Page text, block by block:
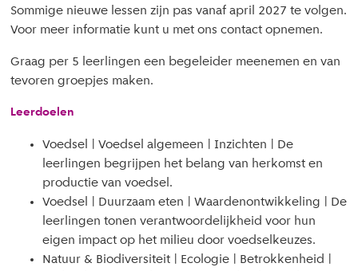
Sommige nieuwe lessen zijn pas vanaf april 2027 te volgen.
Voor meer informatie kunt u met ons contact opnemen.
Graag per 5 leerlingen een begeleider meenemen en van
tevoren groepjes maken.
Leerdoelen
Voedsel | Voedsel algemeen | Inzichten | De
leerlingen begrijpen het belang van herkomst en
productie van voedsel.
Voedsel | Duurzaam eten | Waardenontwikkeling | De
leerlingen tonen verantwoordelijkheid voor hun
eigen impact op het milieu door voedselkeuzes.
Natuur & Biodiversiteit | Ecologie | Betrokkenheid |